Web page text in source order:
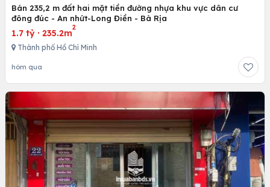
Bán 235,2 m đất hai mặt tiền đường nhựa khu vực dân cư
đông đúc - An nhứt-Long Điền - Bà Rịa
1.7 tỷ · 235.2m
2
Thành phố Hồ Chí Minh
hôm qua